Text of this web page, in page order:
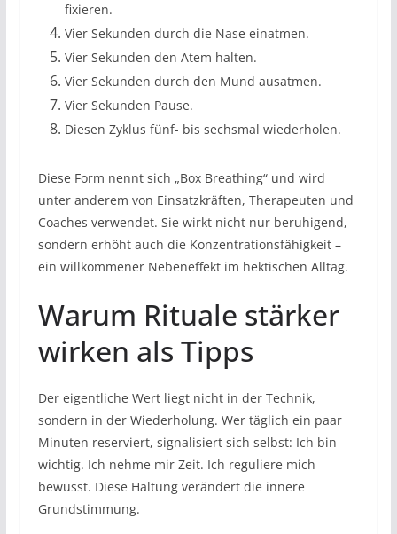
fixieren.
Vier Sekunden durch die Nase einatmen.
Vier Sekunden den Atem halten.
Vier Sekunden durch den Mund ausatmen.
Vier Sekunden Pause.
Diesen Zyklus fünf- bis sechsmal wiederholen.
Diese Form nennt sich „Box Breathing“ und wird
unter anderem von Einsatzkräften, Therapeuten und
Coaches verwendet. Sie wirkt nicht nur beruhigend,
sondern erhöht auch die Konzentrationsfähigkeit –
ein willkommener Nebeneffekt im hektischen Alltag.
Warum Rituale stärker
wirken als Tipps
Der eigentliche Wert liegt nicht in der Technik,
sondern in der Wiederholung. Wer täglich ein paar
Minuten reserviert, signalisiert sich selbst: Ich bin
wichtig. Ich nehme mir Zeit. Ich reguliere mich
bewusst. Diese Haltung verändert die innere
Grundstimmung.